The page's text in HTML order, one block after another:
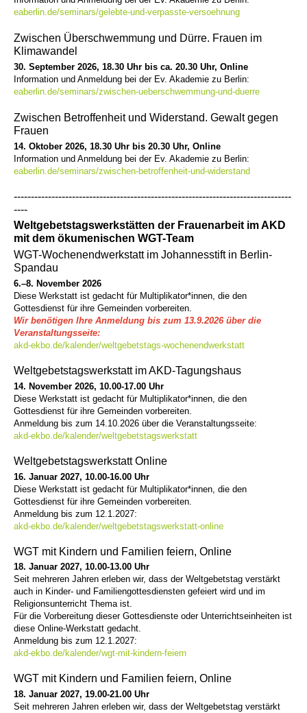
eaberlin.de/seminars/gelebte-und-verpasste-versoehnung
Zwischen Überschwemmung und Dürre. Frauen im
Klimawandel
30. September 2026, 18.30 Uhr bis ca. 20.30 Uhr, Online
Information und Anmeldung bei der Ev. Akademie zu Berlin:
eaberlin.de/seminars/zwischen-ueberschwemmung-und-duerre
Zwischen Betroffenheit und Widerstand. Gewalt gegen
Frauen
14. Oktober 2026, 18.30 Uhr bis 20.30 Uhr, Online
Information und Anmeldung bei der Ev. Akademie zu Berlin:
eaberlin.de/seminars/zwischen-betroffenheit-und-widerstand
---------------------------------------------------------------------------------
----
Weltgebetstagswerkstätten der Frauenarbeit im AKD
mit dem ökumenischen WGT-Team
WGT-Wochenendwerkstatt im Johannesstift in Berlin-
Spandau
6.–8. November 2026
Diese Werkstatt ist gedacht für Multiplikator*innen, die den
Gottesdienst für ihre Gemeinden vorbereiten.
Wir benötigen Ihre Anmeldung bis zum 13.9.2026 über die
Veranstaltungsseite:
akd-ekbo.de/kalender/weltgebetstags-wochenendwerkstatt
Weltgebetstagswerkstatt im AKD-Tagungshaus
14. November 2026, 10.00-17.00 Uhr
Diese Werkstatt ist gedacht für Multiplikator*innen, die den
Gottesdienst für ihre Gemeinden vorbereiten.
Anmeldung bis zum 14.10.2026 über die Veranstaltungsseite:
akd-ekbo.de/kalender/weltgebetstagswerkstatt
Weltgebetstagswerkstatt Online
16. Januar 2027, 10.00-16.00 Uhr
Diese Werkstatt ist gedacht für Multiplikator*innen, die den
Gottesdienst für ihre Gemeinden vorbereiten.
Anmeldung bis zum 12.1.2027:
akd-ekbo.de/kalender/weltgebetstagswerkstatt-online
WGT mit Kindern und Familien feiern, Online
18. Januar 2027, 10.00-13.00 Uhr
Seit mehreren Jahren erleben wir, dass der Weltgebetstag verstärkt
auch in Kinder- und Familiengottesdiensten gefeiert wird und im
Religionsunterricht Thema ist.
Für die Vorbereitung dieser Gottesdienste oder Unterrichtseinheiten ist
diese Online-Werkstatt gedacht.
Anmeldung bis zum 12.1.2027:
akd-ekbo.de/kalender/wgt-mit-kindern-feiern
WGT mit Kindern und Familien feiern, Online
18. Januar 2027, 19.00-21.00 Uhr
Seit mehreren Jahren erleben wir, dass der Weltgebetstag verstärkt